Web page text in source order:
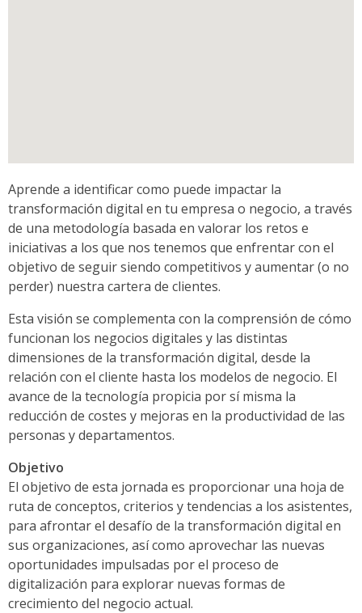
Aprende a identificar como puede impactar la
transformación digital en tu empresa o negocio, a través
de una metodología basada en valorar los retos e
iniciativas a los que nos tenemos que enfrentar con el
objetivo de seguir siendo competitivos y aumentar (o no
perder) nuestra cartera de clientes.
Esta visión se complementa con la comprensión de cómo
funcionan los negocios digitales y las distintas
dimensiones de la transformación digital, desde la
relación con el cliente hasta los modelos de negocio. El
avance de la tecnología propicia por sí misma la
reducción de costes y mejoras en la productividad de las
personas y departamentos.
Objetivo
El objetivo de esta jornada es proporcionar una hoja de
ruta de conceptos, criterios y tendencias a los asistentes,
para afrontar el desafío de la transformación digital en
sus organizaciones, así como aprovechar las nuevas
oportunidades impulsadas por el proceso de
digitalización para explorar nuevas formas de
crecimiento del negocio actual.